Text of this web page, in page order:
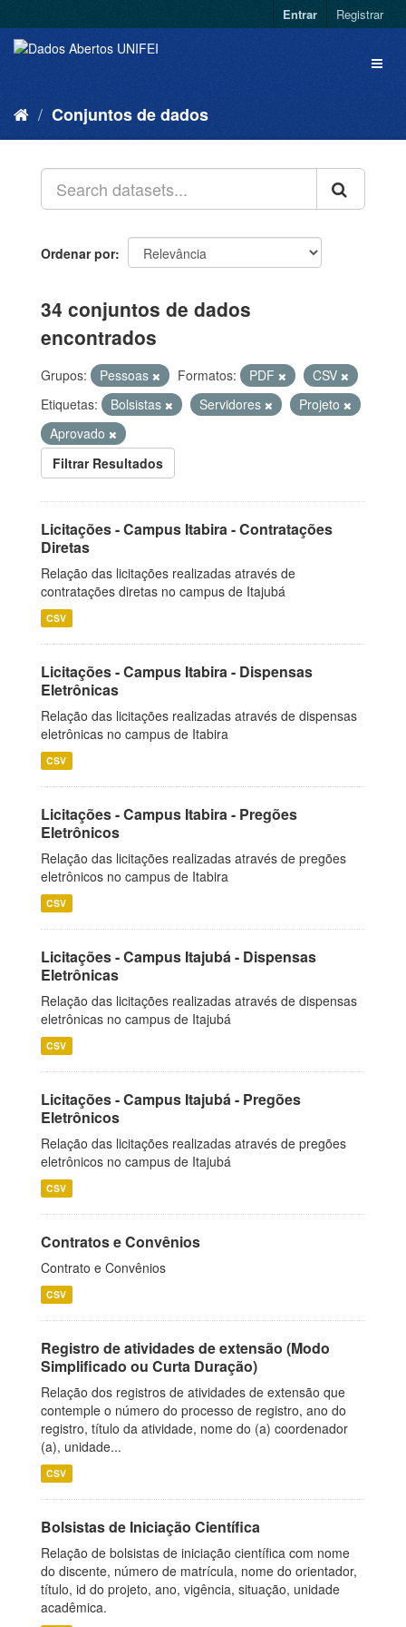
Entrar Registrar
Conjuntos de dados
Ordenar por
34 conjuntos de dados
encontrados
Grupos: Pessoas Formatos: PDF
CSV
Etiquetas:
Bolsistas Servidores
Projeto
Aprovado
Filtrar Resultados
Licitações - Campus Itabira - Contratações
Diretas
Relação das licitações realizadas através de
contratações diretas no campus de Itajubá
CSV
Licitações - Campus Itabira - Dispensas
Eletrônicas
Relação das licitações realizadas através de dispensas
eletrônicas no campus de Itabira
CSV
Licitações - Campus Itabira - Pregões
Eletrônicos
Relação das licitações realizadas através de pregões
eletrônicos no campus de Itabira
CSV
Licitações - Campus Itajubá - Dispensas
Eletrônicas
Relação das licitações realizadas através de dispensas
eletrônicas no campus de Itajubá
CSV
Licitações - Campus Itajubá - Pregões
Eletrônicos
Relação das licitações realizadas através de pregões
eletrônicos no campus de Itajubá
CSV
Contratos e Convênios
Contrato e Convênios
CSV
Registro de atividades de extensão (Modo
Simplificado ou Curta Duração)
Relação dos registros de atividades de extensão que
contemple o número do processo de registro, ano do
registro, título da atividade, nome do (a) coordenador
(a), unidade...
CSV
Bolsistas de Iniciação Científica
Relação de bolsistas de iniciação científica com nome
do discente, número de matrícula, nome do orientador,
título, id do projeto, ano, vigência, situação, unidade
acadêmica.